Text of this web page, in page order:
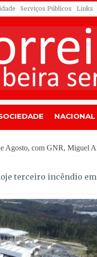
Serviços Públicos Links
NACIONAL
terceiro incêndio em